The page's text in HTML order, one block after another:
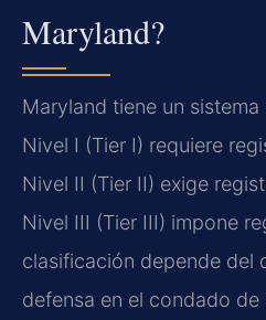
Maryland?
Maryland tiene un sistema
Nivel I (Tier I) requiere
Nivel II (Tier II) exige
Nivel III (Tier III) impone
clasificación depende del
defensa en el condado